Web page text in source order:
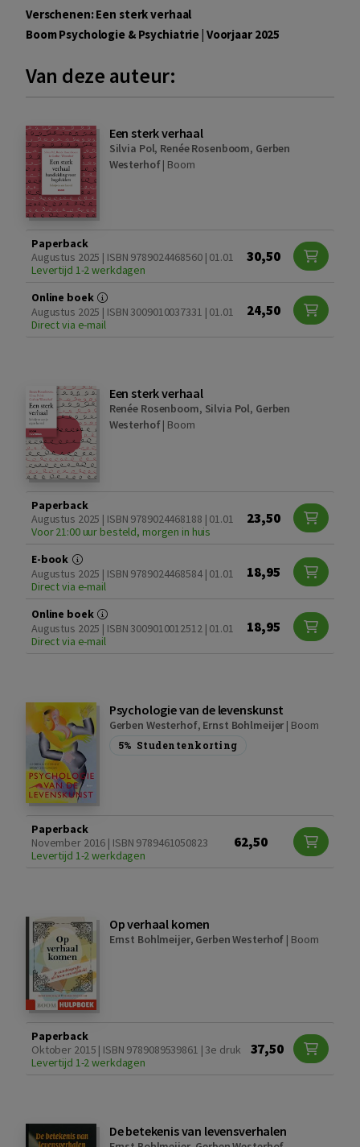
Verschenen: Een sterk verhaal
Boom Psychologie & Psychiatrie | Voorjaar 2025
Van deze auteur:
Een sterk verhaal
Silvia Pol, Renée Rosenboom, Gerben
Westerhof| Boom
Paperback
Augustus 2025 | ISBN 9789024468560 | 01.01
Levertijd 1-2 werkdagen
30,50
Online boek
Augustus 2025 | ISBN 3009010037331 | 01.01
Direct via e-mail
24,50
Een sterk verhaal
Renée Rosenboom, Silvia Pol, Gerben
Westerhof| Boom
Paperback
Augustus 2025 | ISBN 9789024468188 | 01.01
Voor 21:00 uur besteld, morgen in huis
23,50
E-book
Augustus 2025 | ISBN 9789024468584 | 01.01
Direct via e-mail
18,95
Online boek
Augustus 2025 | ISBN 3009010012512 | 01.01
Direct via e-mail
18,95
Psychologie van de levenskunst
Gerben Westerhof, Ernst Bohlmeijer | Boom
5% Studentenkorting
Paperback
November 2016 | ISBN 9789461050823
Levertijd 1-2 werkdagen
62,50
Op verhaal komen
Ernst Bohlmeijer, Gerben Westerhof | Boom
Paperback
Oktober 2015 | ISBN 9789089539861 | 3e druk
Levertijd 1-2 werkdagen
37,50
De betekenis van levensverhalen